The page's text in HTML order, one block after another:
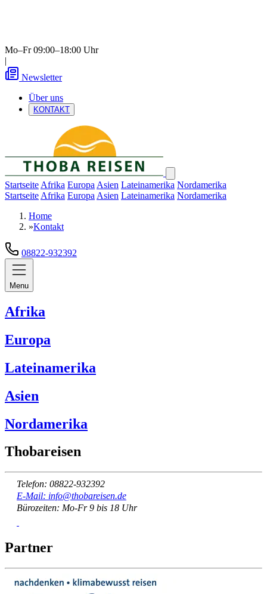
Mo–Fr 09:00–18:00 Uhr
|
Newsletter
Über uns
KONTAKT
Startseite Afrika Europa Asien Lateinamerika Nordamerika
Startseite Afrika Europa Asien Lateinamerika Nordamerika
Home
»Kontakt
08822-932392
Menu
Afrika
Europa
Lateinamerika
Asien
Nordamerika
Thobareisen
Telefon: 08822-932392
E-Mail: info@thobareisen.de
Bürozeiten: Mo-Fr 9 bis 18 Uhr
Partner